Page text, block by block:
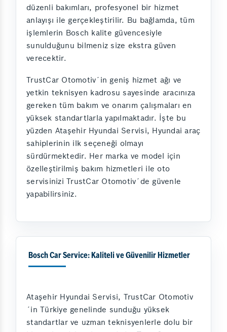
düzenli bakımları, profesyonel bir hizmet
anlayışı ile gerçekleştirilir. Bu bağlamda, tüm
işlemlerin Bosch kalite güvencesiyle
sunulduğunu bilmeniz size ekstra güven
verecektir.
TrustCar Otomotiv´in geniş hizmet ağı ve
yetkin teknisyen kadrosu sayesinde aracınıza
gereken tüm bakım ve onarım çalışmaları en
yüksek standartlarla yapılmaktadır. İşte bu
yüzden Ataşehir Hyundai Servisi, Hyundai araç
sahiplerinin ilk seçeneği olmayı
sürdürmektedir. Her marka ve model için
özelleştirilmiş bakım hizmetleri ile oto
servisinizi TrustCar Otomotiv´de güvenle
yapabilirsiniz.
Bosch Car Service: Kaliteli ve Güvenilir Hizmetler
Ataşehir Hyundai Servisi, TrustCar Otomotiv
´in Türkiye genelinde sunduğu yüksek
standartlar ve uzman teknisyenlerle dolu bir